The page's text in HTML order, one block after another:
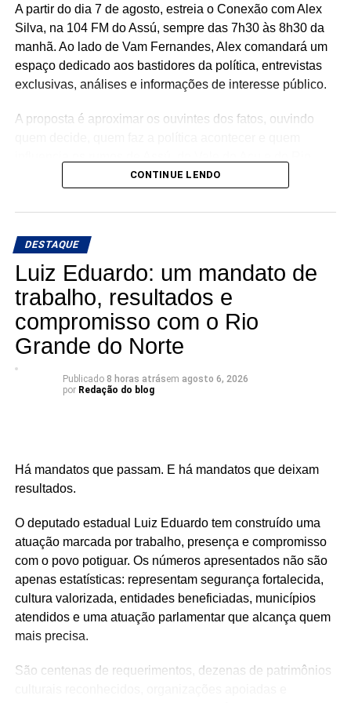
continuam gerando benefícios para a população.
A partir do dia 7 de agosto, estreia o Conexão com Alex
Silva, na 104 FM do Assú, sempre das 7h30 às 8h30 da
manhã. Ao lado de Vam Fernandes, Alex comandará um
espaço dedicado aos bastidores da política, entrevistas
exclusivas, análises e informações de interesse público.
A proposta é aproximar os ouvintes dos fatos, ouvindo
🎙️ O rádio ganha um novo espaço para o debate, a
Conexão com Alex Silva: onde a notícia ganha voz e os
bastidores viram informação.
📅 Estreia: 7 de agosto
📻 104 FM do Assú
🕢 Toda sexta-feira, das 7h30 às 8h30 da manhã.
CONTINUE LENDO
DESTAQUE
Luiz Eduardo: um mandato de
trabalho, resultados e
compromisso com o Rio
Grande do Norte
Publicado 8 horas atrásem agosto 6, 2026
por Redação do blog
Há mandatos que passam. E há mandatos que deixam
resultados.
O deputado estadual Luiz Eduardo tem construído uma
atuação marcada por trabalho, presença e compromisso
com o povo potiguar. Os números apresentados não são
apenas estatísticas: representam segurança fortalecida,
cultura valorizada, entidades beneficiadas, municípios
atendidos e uma atuação parlamentar que alcança quem
mais precisa.
São centenas de requerimentos, dezenas de patrimônios